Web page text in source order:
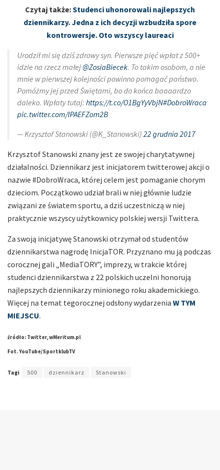
Czytaj także:Studenci uhonorowali najlepszych
dziennikarzy. Jedna z ich decyzji wzbudziła spore
kontrowersje. Oto wszyscy laureaci
Urodził mi się dziś zdrowy syn. Pierwsze pięć wpłat z 500+
idzie na rzecz małej@ZosiaBiecek. To takim osobom, a nie
mnie w pierwszej kolejności powinno pomagać państwo.
Pomóżmy jej przed Świętami, bo do końca baaaardzo
daleko. Wpłaty tutaj: https://t.co/O1BgYyVbjN#DobroWraca
pic.twitter.com/IPAEFZom2B
— Krzysztof Stanowski (@K_Stanowski) 22 grudnia 2017
Krzysztof Stanowski znany jest ze swojej charytatywnej
działalności. Dziennikarz jest inicjatorem twitterowej akcji o
nazwie #DobroWraca, której celem jest pomaganie chorym
dzieciom. Początkowo udział brali w niej głównie ludzie
związani ze światem sportu, a dziś uczestniczą w niej
praktycznie wszyscy użytkownicy polskiej wersji Twittera.
Za swoją inicjatywę Stanowski otrzymał od studentów
dziennikarstwa nagrodę InicjaTOR. Przyznano mu ją podczas
corocznej gali „MediaTORY”, imprezy, w trakcie której
studenci dziennikarstwa z 22 polskich uczelni honorują
najlepszych dziennikarzy minionego roku akademickiego.
Więcej na temat tegorocznej odsłony wydarzenia W TYM
MIEJSCU.
źródło: Twitter, wMeritum.pl
Fot. YouTube/SportklubTV
Tagi 500 dziennikarz Stanowski